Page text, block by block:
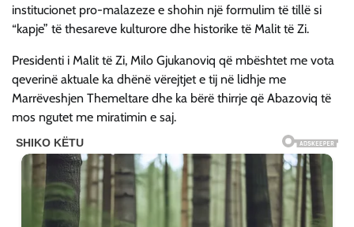
institucionet pro-malazeze e shohin një formulim të tillë si
“kapje” të thesareve kulturore dhe historike të Malit të Zi.
Presidenti i Malit të Zi, Milo Gjukanoviq që mbështet me vota
qeverinë aktuale ka dhënë vërejtjet e tij në lidhje me
Marrëveshjen Themeltare dhe ka bërë thirrje që Abazoviq të
mos ngutet me miratimin e saj.